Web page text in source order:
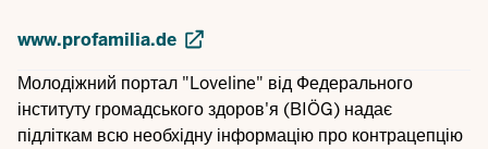
www.profamilia.de
Молодіжний портал "Loveline" від Федерального
інституту громадського здоров'я (BIÖG) надає
підліткам всю необхідну інформацію про контрацепцію